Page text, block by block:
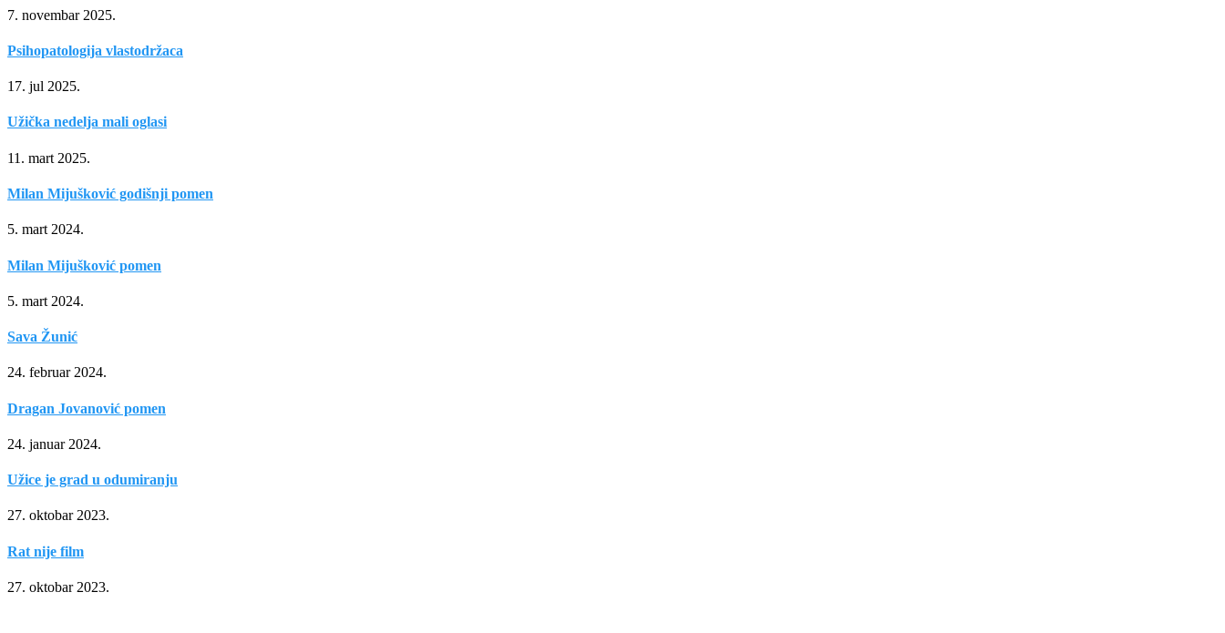
7. novembar 2025.
Psihopatologija vlastodržaca
17. jul 2025.
Užička nedelja mali oglasi
11. mart 2025.
Milan Mijušković godišnji pomen
5. mart 2024.
Milan Mijušković pomen
5. mart 2024.
Sava Žunić
24. februar 2024.
Dragan Jovanović pomen
24. januar 2024.
Užice je grad u odumiranju
27. oktobar 2023.
Rat nije film
27. oktobar 2023.